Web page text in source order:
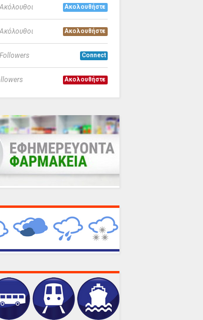
Ακόλουθοι Ακολουθήστε
Ακόλουθοι Ακολουθήστε
Followers Connect
Ακολουθήστε